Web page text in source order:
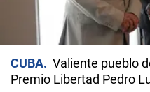
CUBA
Valiente pueblo
Premio Libertad Pedro